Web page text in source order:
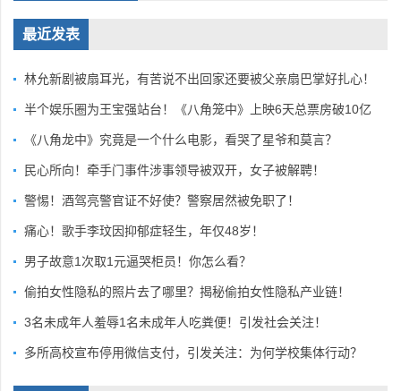
最近发表
林允新剧被扇耳光，有苦说不出回家还要被父亲扇巴掌好扎心！
半个娱乐圈为王宝强站台！《八角笼中》上映6天总票房破10亿
《八角龙中》究竟是一个什么电影，看哭了星爷和莫言？
民心所向！牵手门事件涉事领导被双开，女子被解聘！
警惕！酒驾亮警官证不好使？警察居然被免职了！
痛心！歌手李玟因抑郁症轻生，年仅48岁！
男子故意1次取1元逼哭柜员！你怎么看？
偷拍女性隐私的照片去了哪里？揭秘偷拍女性隐私产业链！
3名未成年人羞辱1名未成年人吃粪便！引发社会关注！
多所高校宣布停用微信支付，引发关注：为何学校集体行动？